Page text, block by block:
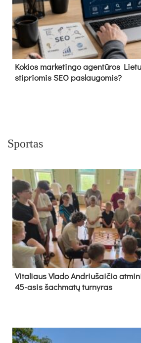
Kokios marketingo agentūros
stipriomis SEO paslaugomis?
Sportas
Vi­ta­liaus Vla­do And­riu­šai­čio
45-asis šach­ma­tų tur­ny­ras